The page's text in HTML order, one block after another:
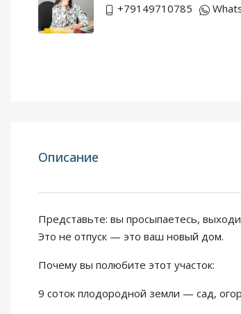
+79149710785
Описание
Представьте: вы просыпаетесь,
Это не отпуск — это ваш новый дом.
Почему вы полюбите этот участок:
9 соток плодородной земли — сад,